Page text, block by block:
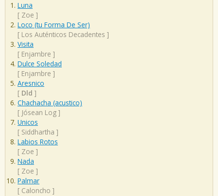
Luna
[ Zoe ]
Loco (tu Forma De Ser)
[ Los Auténticos Decadentes ]
Visita
[ Enjambre ]
Dulce Soledad
[ Enjambre ]
Aresnico
[ Dld ]
Chachacha (acustico)
[ Jósean Log ]
Unicos
[ Siddhartha ]
Labios Rotos
[ Zoe ]
Nada
[ Zoe ]
Palmar
[ Caloncho ]